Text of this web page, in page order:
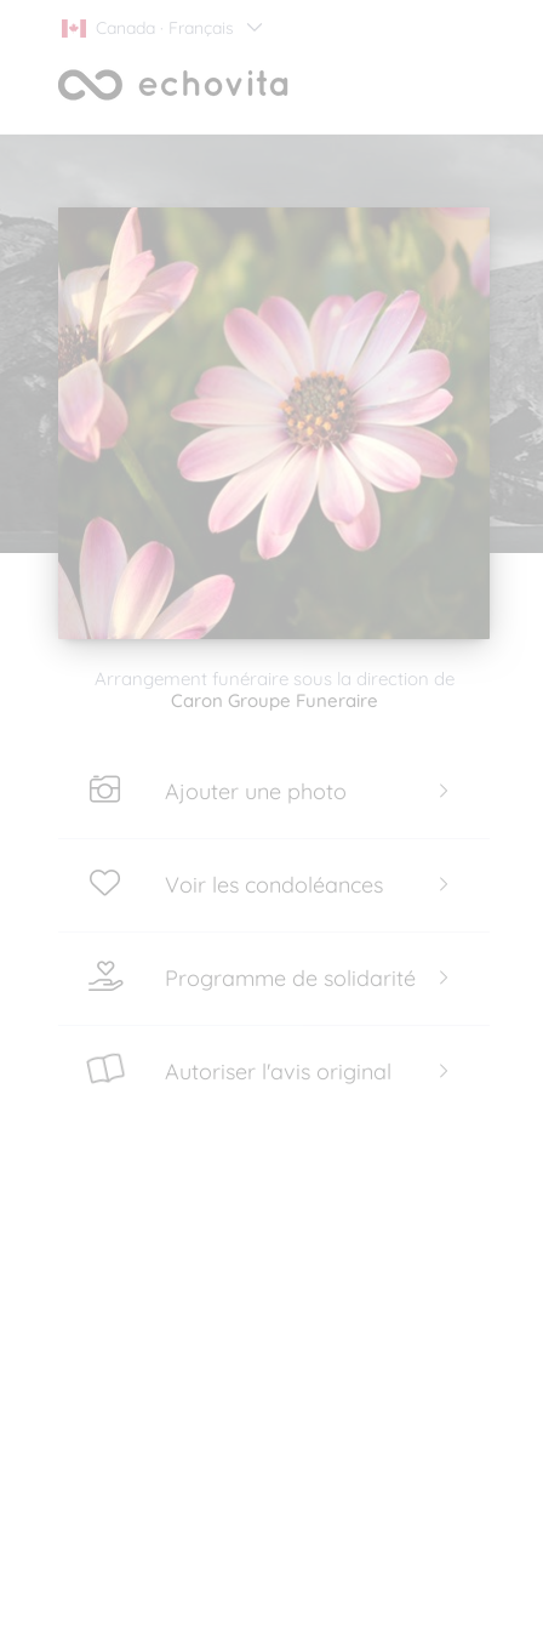
Canada · Français
Arrangement funéraire sous la direction de
Caron Groupe Funeraire
Ajouter une photo
Voir les condoléances
Programme de solidarité
Autoriser l'avis original